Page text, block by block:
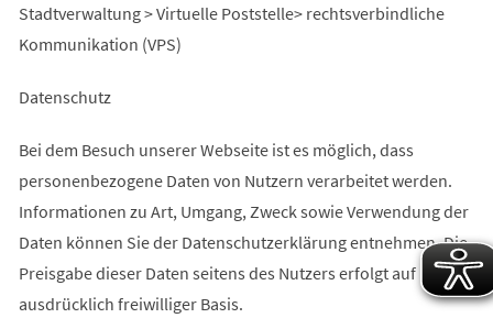
Stadtverwaltung > Virtuelle Poststelle> rechtsverbindliche
Kommunikation (VPS)
Datenschutz
Bei dem Besuch unserer Webseite ist es möglich, dass
personenbezogene Daten von Nutzern verarbeitet werden.
Informationen zu Art, Umgang, Zweck sowie Verwendung der
Daten können Sie der Datenschutzerklärung entnehmen. Die
Preisgabe dieser Daten seitens des Nutzers erfolgt auf
ausdrücklich freiwilliger Basis.